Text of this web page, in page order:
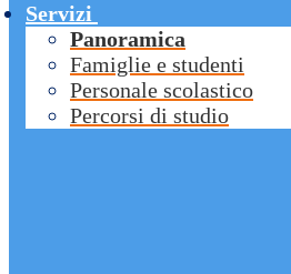
Servizi
Panoramica
Famiglie e studenti
Personale scolastico
Percorsi di studio